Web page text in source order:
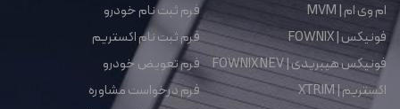
ام وی ام | MVM
فونیکس | FOWNIX
فونیکس هیبریدی | FOWNIX NEV
اکستریم | XTRIM
فرم ثبت نام خودرو
فرم ثبت نام اکستریم
فرم تعویض خودرو
فرم درخواست مشاوره